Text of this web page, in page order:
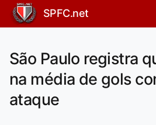
SPFC.net
São Paulo registra
na média de gols
ataque